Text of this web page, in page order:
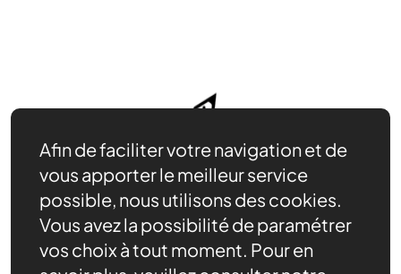
Afin de faciliter votre navigation et de
vous apporter le meilleur service
possible, nous utilisons des cookies.
Vous avez la possibilité de paramétrer
vos choix à tout moment. Pour en